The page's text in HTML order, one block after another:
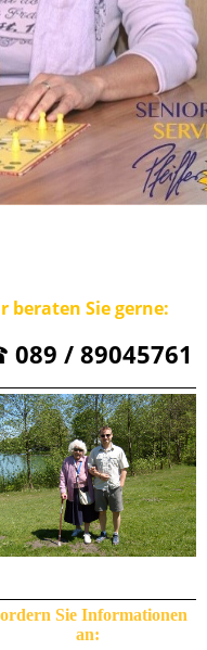
beraten Sie gerne:
089 / 89045761
Sie Informationen
an: